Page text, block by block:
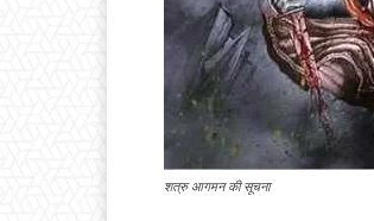
शत्रु आगमन की सूचना